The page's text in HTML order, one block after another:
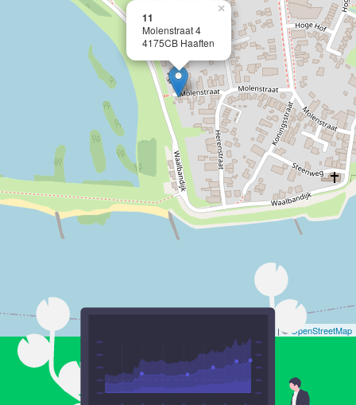
11
Molenstraat 4
4175CB Haaften
×
| © OpenStreetMap